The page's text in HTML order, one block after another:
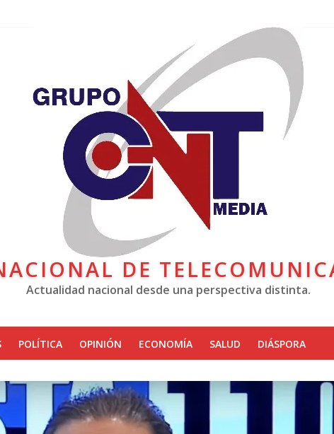
DE
Actualidad nacional desde una perspectiva distinta.
POLÍTICA OPINIÓN ECONOMÍA SALUD DIÁSPORA